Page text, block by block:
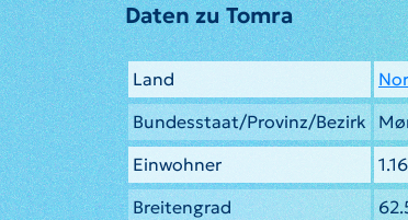
Daten zu Tomra
Land
Bundesstaat/Provinz/Bezirk
Einwohner
Breitengrad